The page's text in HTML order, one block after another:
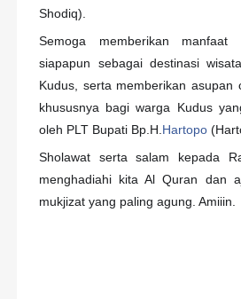
Shodiq).
Semoga memberikan
siapapun sebagai destinasi
Kudus, serta memberikan asupan
khususnya bagi warga Kudus
oleh PLT Bupati Bp.H.Hartopo
Sholawat serta salam kepada
menghadiahi kita Al Quran dan
mukjizat yang paling agung. Amiiin.